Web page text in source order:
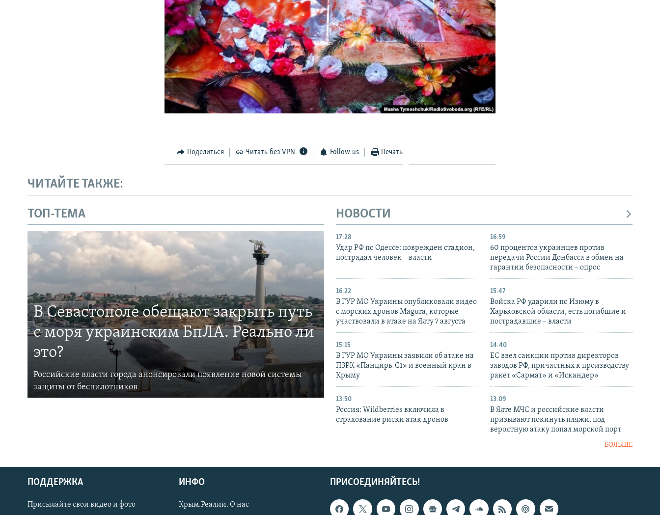
Українською
Поделиться Читать без VPN Follow us Печать
ЧИТАЙТЕ ТАКЖЕ:
ТОП-ТЕМА
В Севастополе обещают закрыть путь
с моря украинским БпЛА. Реально ли
это?
Российские власти города анонсировали появление новой системы
защиты от беспилотников
НОВОСТИ
17:28
Удар РФ по Одессе: поврежден стадион,
пострадал человек – власти
16:59
60 процентов украинцев против
передачи России Донбасса в обмен на
гарантии безопасности – опрос
16:22
В ГУР МО Украины опубликовали видео
с морских дронов Magura, которые
участвовали в атаке на Ялту 7 августа
15:47
Войска РФ ударили по Изюму в
Харьковской области, есть погибшие и
пострадавшие – власти
15:15
В ГУР МО Украины заявили об атаке на
ПЗРК «Панцирь-С1» и военный кран в
Крыму
14:40
ЕС ввел санкции против директоров
заводов РФ, причастных к производству
ракет «Сармат» и «Искандер»
13:50
Россия: Wildberries включила в
страхование риски атак дронов
13:09
В Ялте МЧС и российские власти
призывают покинуть пляжи, под
вероятную атаку попал морской порт
БОЛЬШЕ
ПРИСОЕДИНЯЙТЕСЬ!
ПОДДЕРЖКА
Присылайте свои видео и фото
ИНФО
Крым.Реалии. О нас